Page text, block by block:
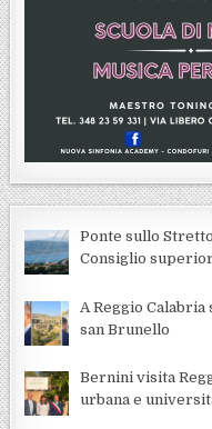
Ponte sullo
Consiglio
A Reggio
san Brunello
Bernini visita
urbana e